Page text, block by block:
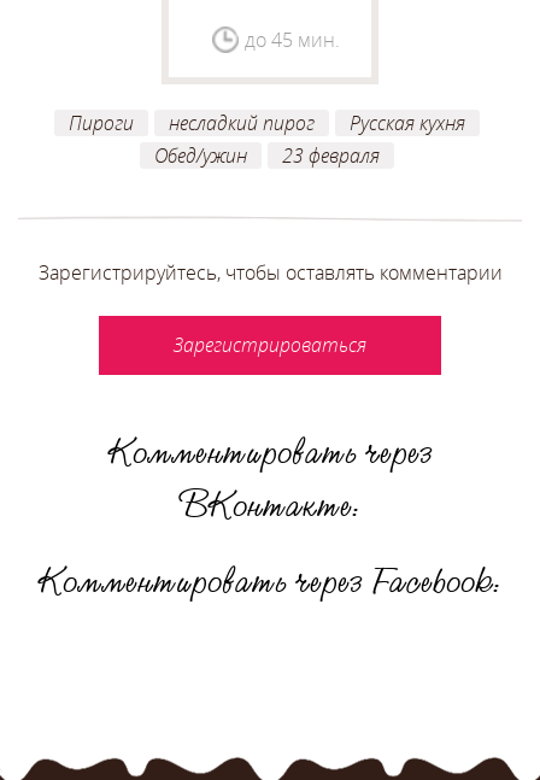
Пироги несладкий пирог
Русская кухня
Обед/ужин
23 февраля
до 45 мин.
Зарегистрируйтесь, чтобы оставлять комментарии
Зарегистрироваться
Комментировать через
ВКонтакте:
Комментировать через Facebook: